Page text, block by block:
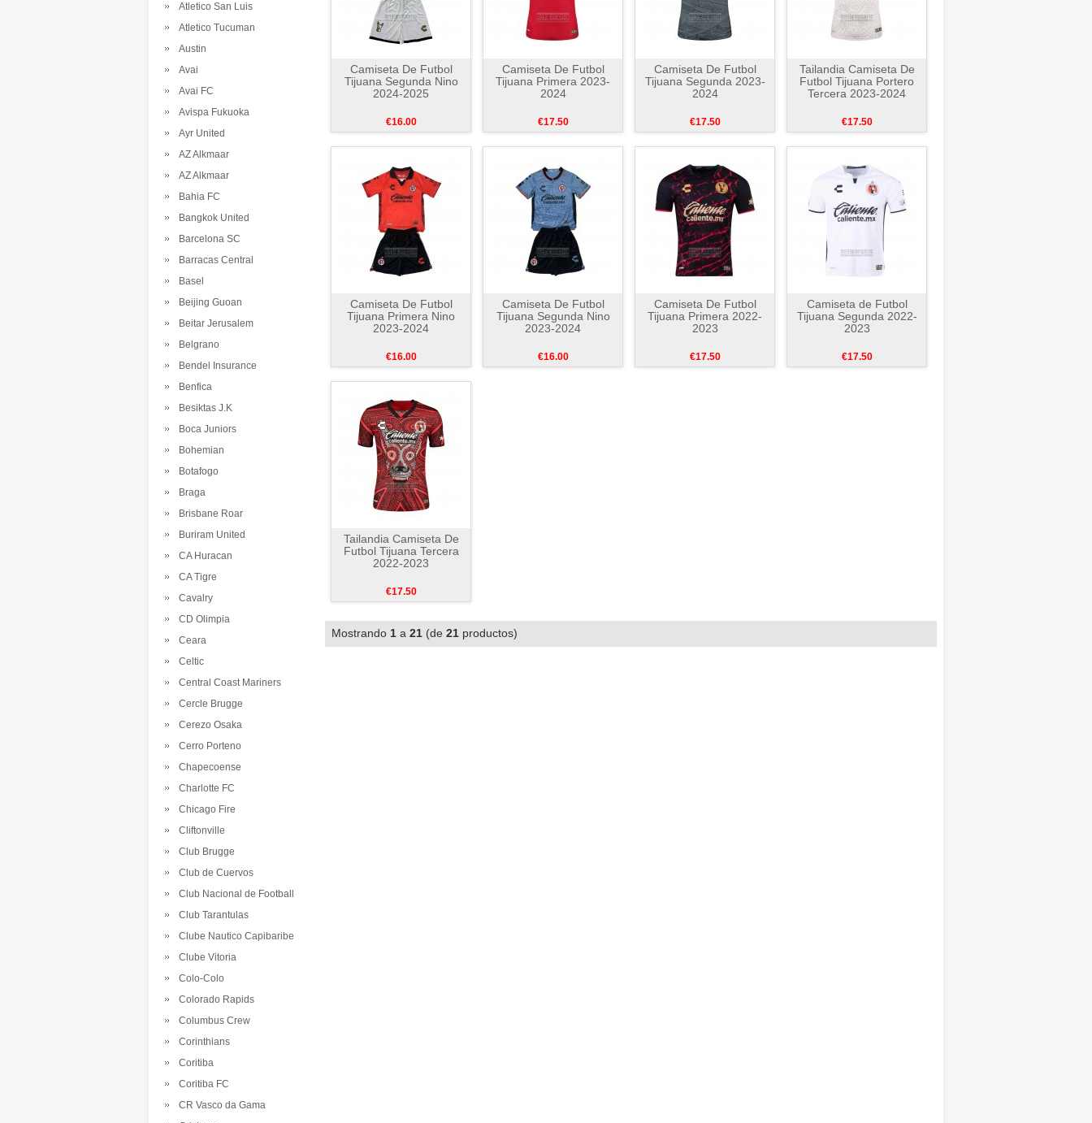
Atletico San Luis
Atletico Tucuman
Austin
Avai
Avai FC
Avispa Fukuoka
Ayr United
AZ Alkmaar
AZ Alkmaar
Bahia FC
Bangkok United
Barcelona SC
Barracas Central
Basel
Beijing Guoan
Beitar Jerusalem
Belgrano
Bendel Insurance
Benfica
Besiktas J.K
Boca Juniors
Bohemian
Botafogo
Braga
Brisbane Roar
Buriram United
CA Huracan
CA Tigre
Cavalry
CD Olimpia
Ceara
Celtic
Central Coast Mariners
Cercle Brugge
Cerezo Osaka
Cerro Porteno
Chapecoense
Charlotte FC
Chicago Fire
Cliftonville
Club Brugge
Club de Cuervos
Club Nacional de Football
Club Tarantulas
Clube Nautico Capibaribe
Clube Vitoria
Colo-Colo
Colorado Rapids
Columbus Crew
Corinthians
Coritiba
Coritiba FC
CR Vasco da Gama
Camiseta De Futbol
Tijuana Segunda Nino
2024-2025
€16.00
Camiseta De Futbol
Tijuana Primera 2023-
2024
€17.50
Camiseta De Futbol
Tijuana Segunda 2023-
2024
€17.50
Tailandia Camiseta De
Futbol Tijuana Portero
Tercera 2023-2024
€17.50
Camiseta De Futbol
Tijuana Primera Nino
2023-2024
€16.00
Camiseta De Futbol
Tijuana Segunda Nino
2023-2024
€16.00
Camiseta De Futbol
Tijuana Primera 2022-
2023
€17.50
Camiseta de Futbol
Tijuana Segunda 2022-
2023
€17.50
Tailandia Camiseta De
Futbol Tijuana Tercera
2022-2023
€17.50
Mostrando 1 a 21 (de 21 productos)